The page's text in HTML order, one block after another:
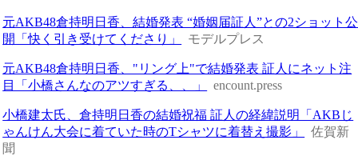
元AKB48倉持明日香、結婚発表 “婚姻届証人”との2ショット公
開「快く引き受けてくださり」
モデルプレス
元AKB48倉持明日香、"リング上"で結婚発表 証人にネット注
目「小橋さんなのアツすぎる、、」
encount.press
小橋建太氏、倉持明日香の結婚祝福 証人の経緯説明「AKBじ
ゃんけん大会に着ていた時のTシャツに着替え撮影」
佐賀新
聞